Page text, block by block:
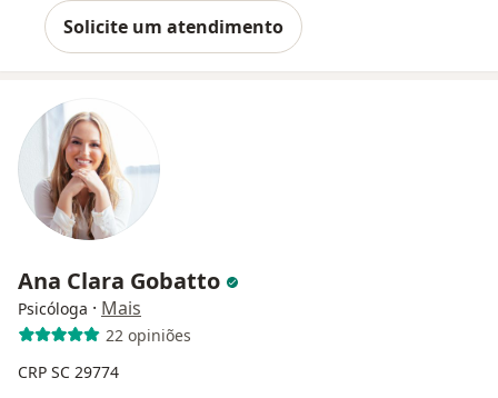
Solicite um atendimento
Ana Clara Gobatto
Psicóloga · Mais
22 opiniões
CRP SC 29774